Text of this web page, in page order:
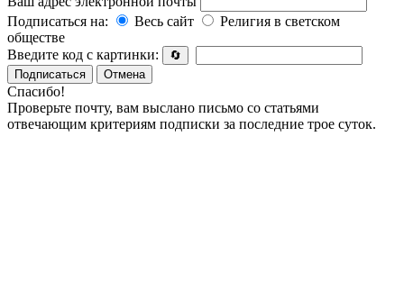
Подписаться на:
Весь сайт
Религия в светском
обществе
Введите код с картинки:
🔄
Подписаться
Отмена
Спасибо!
Проверьте почту, вам выслано письмо со статьями
отвечающим критериям подписки за последние трое суток.